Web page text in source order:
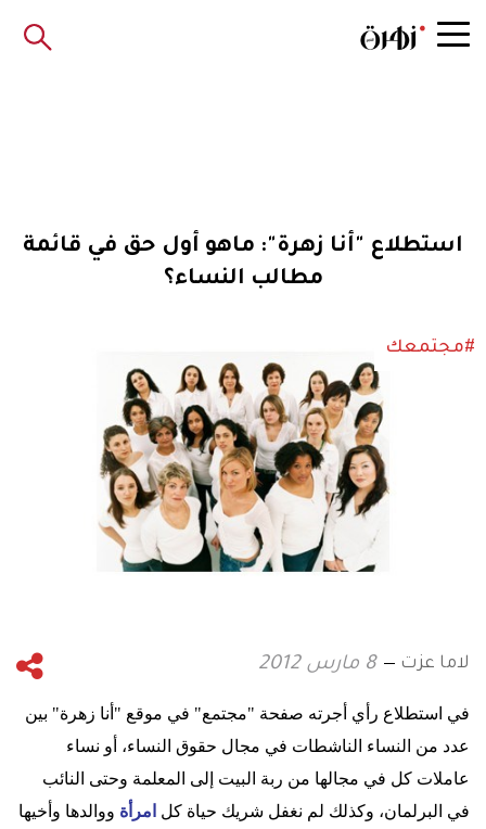
استطلاع "أنا زهرة": ماهو أول حق في قائمة
مطالب النساء؟
#مجتمعك
لاما عزت 8 مارس 2012
في استطلاع رأي أجرته صفحة "مجتمع" في موقع "أنا زهرة" بين
عدد من النساء الناشطات في مجال حقوق النساء، أو نساء
عاملات كل في مجالها من ربة البيت إلى المعلمة وحتى النائب
في البرلمان، وكذلك لم نغفل شريك حياة كل امرأة ووالدها وأخيها